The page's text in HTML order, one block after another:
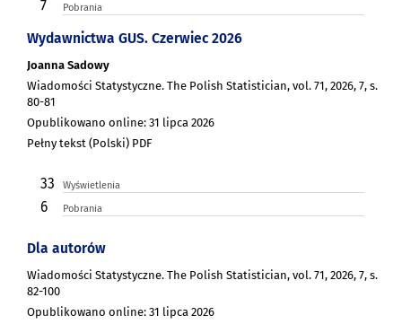
7 Pobrania
Wydawnictwa GUS. Czerwiec 2026
Joanna Sadowy
Wiadomości Statystyczne. The Polish Statistician, vol. 71, 2026, 7, s.
80-81
Opublikowano online: 31 lipca 2026
Pełny tekst (Polski) PDF
33 Wyświetlenia
6 Pobrania
Dla autorów
Wiadomości Statystyczne. The Polish Statistician, vol. 71, 2026, 7, s.
82-100
Opublikowano online: 31 lipca 2026